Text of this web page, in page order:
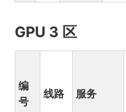
GPU 3 区
编
号
线路 服务